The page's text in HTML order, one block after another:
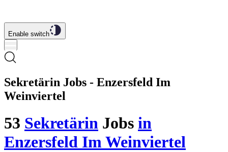
Enable switch
Sekretärin Jobs - Enzersfeld Im
Weinviertel
53 Sekretärin Jobs in
Enzersfeld Im Weinviertel